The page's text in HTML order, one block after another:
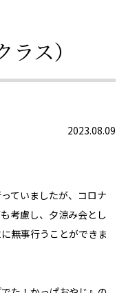
ス）
2023.08.09
ていましたが、コロナ
考慮し、夕涼み会とし
無事行うことができま